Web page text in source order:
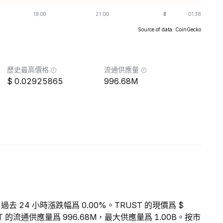
Source of data: CoinGecko
歷史最高價格
0.02925865
流通供應量
996.68M
去 24 小時漲跌幅爲 0.00%。TRUST 的現價爲 $
流通供應量爲 996.68M，最大供應量爲 1.00B。按市